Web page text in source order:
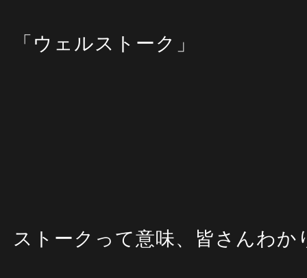
「ウェルストーク」
ストークって意味、皆さんわか